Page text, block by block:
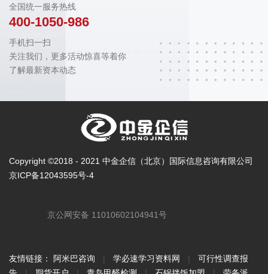
全国统一服务热线
400-1050-986
手机扫一扫
关注我们，更多活动惊喜等着你
了解最新资本动态
Copyright ©2018 - 2021 中金企信（北京）国际信息咨询有限公司
京ICP备12043595号-4
京公网安备 11010602104941号
友情链接： 阿米巴咨询 | 学必速学习资料网 |
可行性调查报